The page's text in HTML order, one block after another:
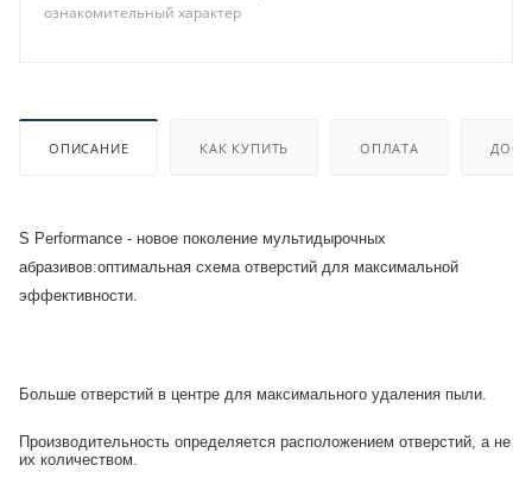
ознакомительный характер
ОПИСАНИЕ КАК КУПИТЬ ОПЛАТА
S Performance - новое поколение мультидырочных
абразивов:оптимальная схема отверстий для максимальной
эффективности.
Больше отверстий в центре для максимального удаления пыли.
Производительность определяется расположением отверстий, а не
их количеством.